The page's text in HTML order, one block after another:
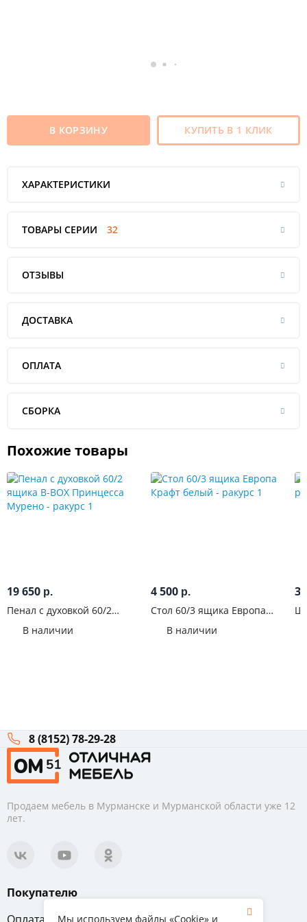
В КОРЗИНУ КУПИТЬ В 1 КЛИК
ХАРАКТЕРИСТИКИ
ТОВАРЫ СЕРИИ 32
ОТЗЫВЫ
ДОСТАВКА
ОПЛАТА
СБОРКА
Похожие товары
19 650 р.
Пенал с духовкой 60/2
Мурено
В наличии
4 500 р.
Стол 60/3 ящика Европа
В наличии
3
8 (8152) 78-29-28
Продаем мебель в Мурманске и Мурманской области уже 12
лет.
Покупателю
Мы используем файлы «Cookie» и